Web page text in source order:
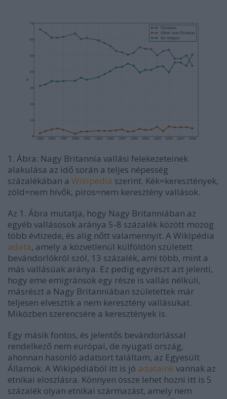
1. Ábra: Nagy Britannia vallási felekezeteinek
alakulása az idő során a teljes népesség
százalékában a Wikipédia szerint. Kék=keresztények,
zöld=nem hívők, piros=nem keresztény vallások.
Az 1. Ábra mutatja, hogy Nagy Britanniában az
egyéb vallásosok aránya 5-8 százalék között mozog
több évtizede, és alig nőtt valamennyit. A Wikipédia
adata, amely a közvetlenül külföldön született
bevándorlókról szól, 13 százalék, ami több, mint a
más vallásúak aránya. Ez pedig egyrészt azt jelenti,
hogy eme emigránsok egy része is vallás nélküli,
másrészt a Nagy Britanniában születettek már
teljesen elvesztik a nem keresztény vallásukat.
Miközben szerencsére a keresztények is.
Egy másik fontos, és jelentős bevándorlással
rendelkező nem európai, de nyugati ország,
ahonnan hasonló adatsort találtam, az Egyesült
Államok. A Wikipédiából itt is jó adatainkvannak az
etnikai eloszlásra. Könnyen össze lehet hozni itt is 5
százalék olyan etnikai származást, amely nem